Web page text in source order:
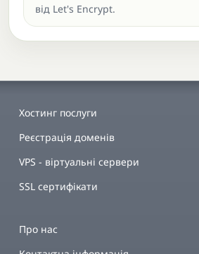
від Let's Encrypt.
Хостинг послуги
Реєстрація доменів
VPS - віртуальні сервери
SSL сертифікати
Про нас